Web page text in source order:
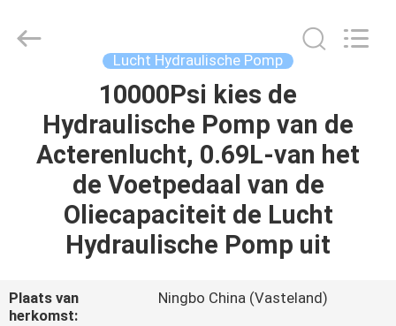
PRODUCTEN
VIDEOS
ONGEVEER
ONS
FLUID
AUTOMATIC
Lucht Hydraulische Pomp
10000Psi kies de
Hydraulische Pomp van de
Acterenlucht, 0.69L-van het
de Voetpedaal van de
Oliecapaciteit de Lucht
Hydraulische Pomp uit
Plaats van
herkomst:
Ningbo China (Vasteland)